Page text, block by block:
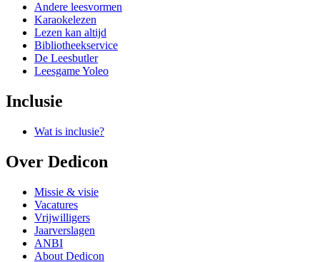
Andere leesvormen
Karaokelezen
Lezen kan altijd
Bibliotheekservice
De Leesbutler
Leesgame Yoleo
Inclusie
Wat is inclusie?
Over Dedicon
Missie & visie
Vacatures
Vrijwilligers
Jaarverslagen
ANBI
About Dedicon